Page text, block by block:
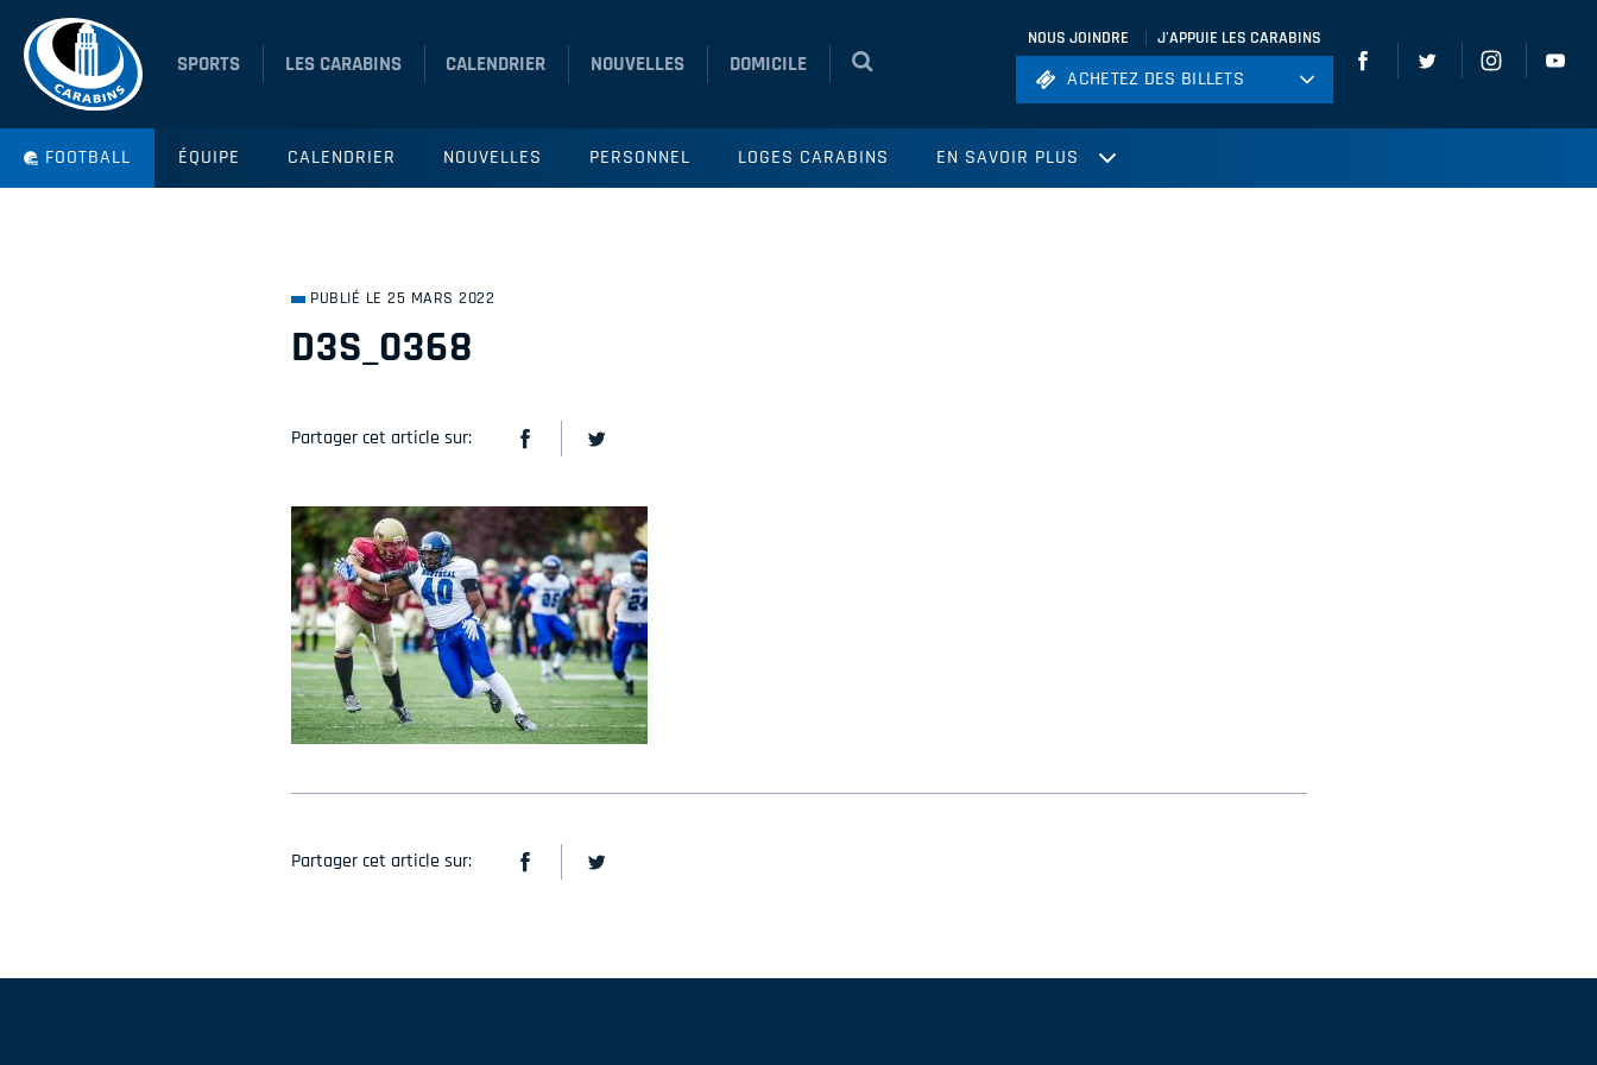
SPORTS LES CARABINS CALENDRIER NOUVELLES DOMICILE
NOUS JOINDRE J'APPUIE LES CARABINS
ACHETEZ DES BILLETS
Hockey
ACHETEZ DES BILLETS
FOOTBALL ÉQUIPE CALENDRIER NOUVELLES PERSONNEL LOGES CARABINS EN SAVOIR PLUS
PUBLIÉ LE 25 MARS 2022
D3S_0368
Partager cet article sur:
Partager cet article sur: